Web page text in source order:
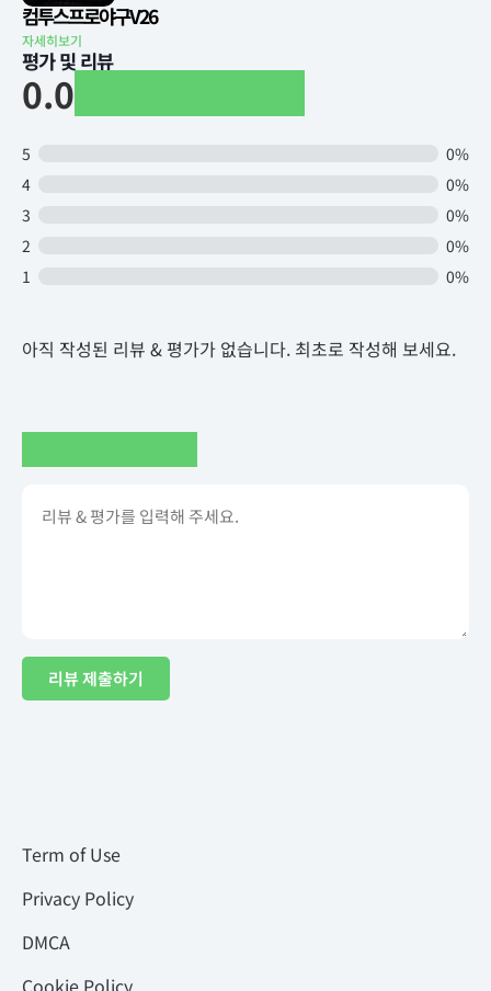
컴투스프로야구V26
자세히보기
평가 및 리뷰
0.0
5
0%
4
0%
3
0%
2
0%
1
0%
아직 작성된 리뷰 & 평가가 없습니다. 최초로 작성해 보세요.
리뷰 제출하기
Term of Use
Privacy Policy
DMCA
Cookie Policy